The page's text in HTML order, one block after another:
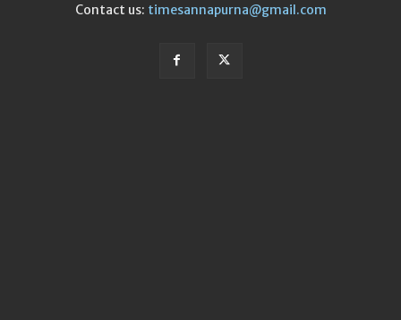
Contact us: timesannapurna@gmail.com